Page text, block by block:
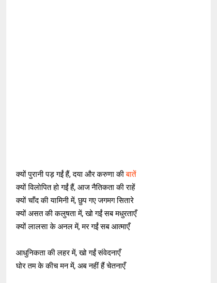
क्यों पुरानी पड़ गईं हैं, दया और करुणा कीबातें
क्यों विलोपित हो गईं हैं, आज नैतिकता की राहें
क्यों चाँद की यामिनी में, छुप गए जगमग सितारे
क्यों असत की कलुषता में, खो गईं सब मधुरताएँ
क्यों लालसा के अनल में, मर गईं सब आत्माएँ
आधुनिकता की लहर में, खो गईं संवेदनाएँ
घोर तम के कीच मन में, अब नहीं हैं चेतनाएँ